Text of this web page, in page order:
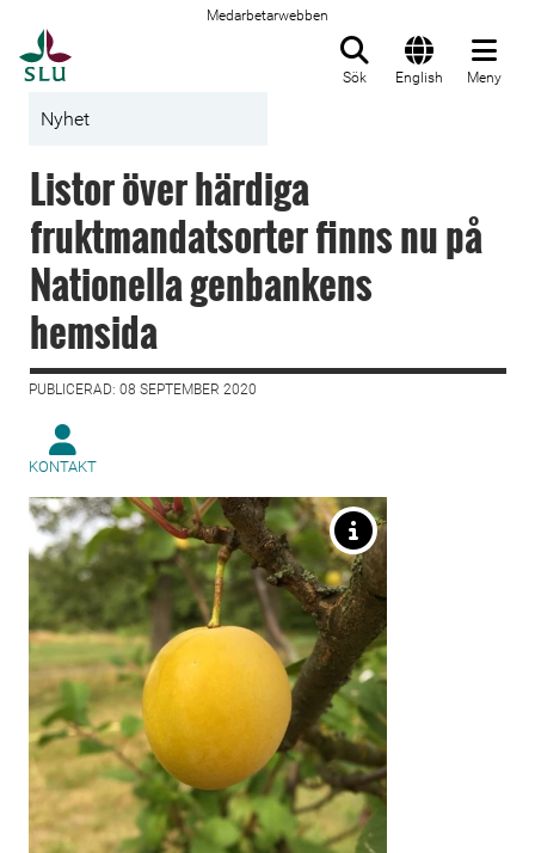
Medarbetarwebben
Sök English Meny
Nyhet
Listor över härdiga
fruktmandatsorter finns nu på
Nationella genbankens
hemsida
PUBLICERAD: 08 SEPTEMBER 2020
KONTAKT